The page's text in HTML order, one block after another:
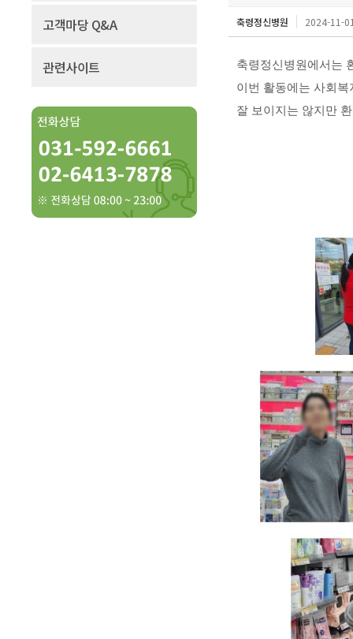
고객마당 Q&A
관련사이트
축령정신병원 2024-11-
축령정신병원에서는
이번 활동에는 사회
잘 보이지는 않지만